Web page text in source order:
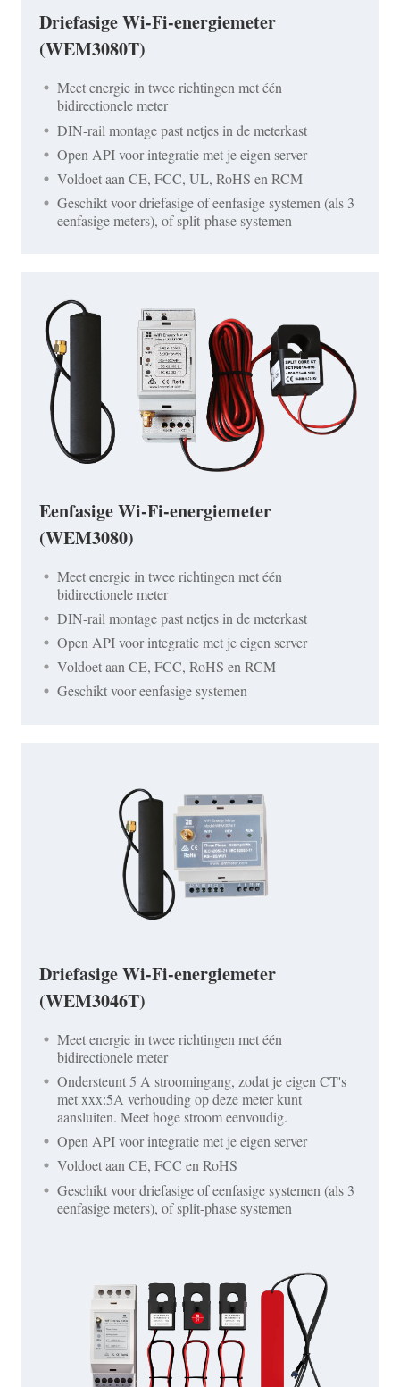
Driefasige Wi-Fi-energiemeter
(WEM3080T)
Meet energie in twee richtingen met één
bidirectionele meter
DIN-rail montage past netjes in de meterkast
Open API voor integratie met je eigen server
Voldoet aan CE, FCC, UL, RoHS en RCM
Geschikt voor driefasige of eenfasige systemen (als 3
eenfasige meters), of split-phase systemen
Eenfasige Wi-Fi-energiemeter
(WEM3080)
Meet energie in twee richtingen met één
bidirectionele meter
DIN-rail montage past netjes in de meterkast
Open API voor integratie met je eigen server
Voldoet aan CE, FCC, RoHS en RCM
Geschikt voor eenfasige systemen
Driefasige Wi-Fi-energiemeter
(WEM3046T)
Meet energie in twee richtingen met één
bidirectionele meter
Ondersteunt 5 A stroomingang, zodat je eigen CT's
met xxx:5A verhouding op deze meter kunt
aansluiten. Meet hoge stroom eenvoudig.
Open API voor integratie met je eigen server
Voldoet aan CE, FCC en RoHS
Geschikt voor driefasige of eenfasige systemen (als 3
eenfasige meters), of split-phase systemen